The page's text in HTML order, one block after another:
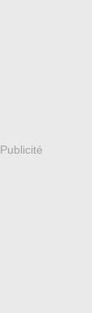
Publicité